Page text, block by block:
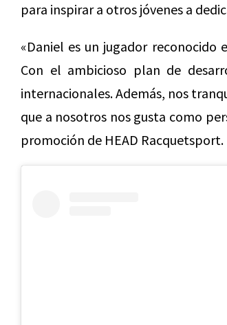
para inspirar a otros jóvenes a
«Daniel es un jugador
Con el ambicioso plan de
internacionales. Además, nos
que a nosotros nos gusta como
promoción de HEAD Racquetsport.